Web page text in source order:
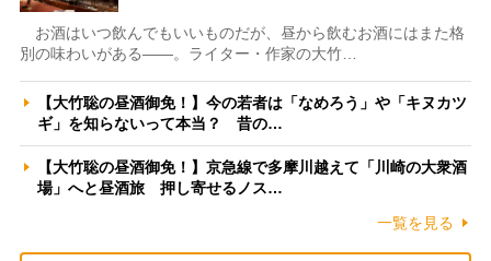
お酒はいつ飲んでもいいものだが、昼から飲むお酒にはまた格
別の味わいがある――。ライター・作家の大竹…
【大竹聡の昼酒御免！】今の若者は「なめろう」や「キヌカツ
ギ」を知らないって本当？ 昔の…
【大竹聡の昼酒御免！】京急線で多摩川越えて「川崎の大衆酒
場」へと昼酒旅 押し寄せるノス…
一覧を見る